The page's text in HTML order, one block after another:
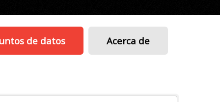
de datos Acerca de